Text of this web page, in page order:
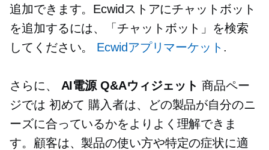
追加できます。Ecwidストアにチャットボット
を追加するには、「チャットボット」を検索
してください。 Ecwidアプリマーケット .
さらに、 AI電源 Q&Aウィジェット 商品ペー
ジでは 初めて 購入者は、どの製品が自分のニ
ーズに合っているかをよりよく理解できま
す。顧客は、製品の使い方や特定の症状に適